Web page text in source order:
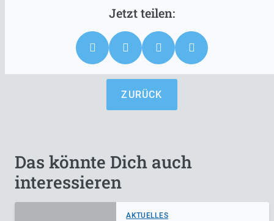
ZURÜCK
Das könnte Dich auch
interessieren
AKTUELLES